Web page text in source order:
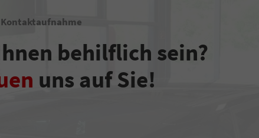
Kontaktaufnahme
behilflich sein?
uns auf Sie!